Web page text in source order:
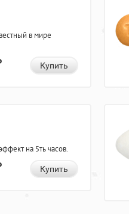
в мире
Купить
на 5ть часов.
Купить